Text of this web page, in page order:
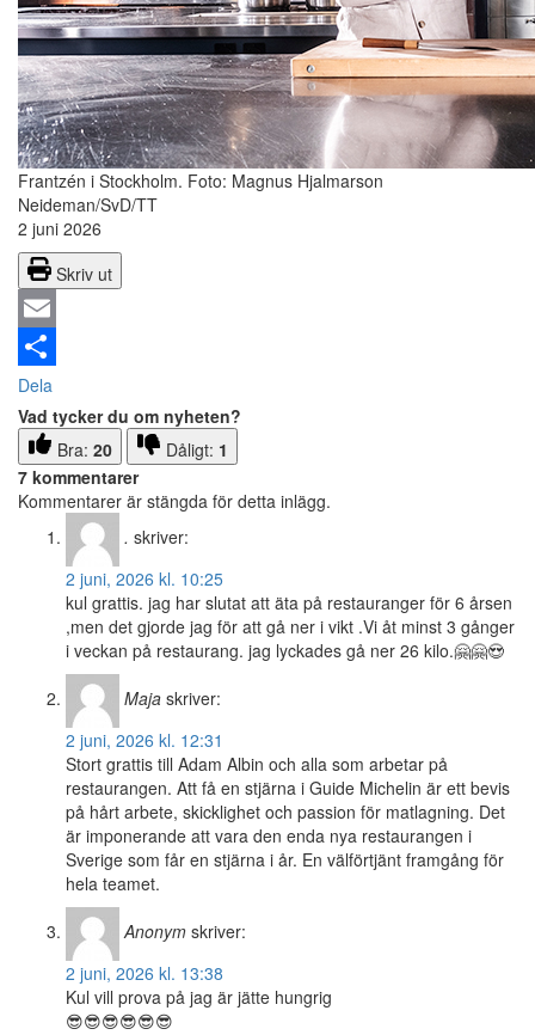
Frantzén i Stockholm. Foto: Magnus Hjalmarson
Neideman/SvD/TT
2 juni 2026
Skriv ut
Email
Dela
Vad tycker du om nyheten?
Bra: 20 Dåligt: 1
7 kommentarer
Kommentarer är stängda för detta inlägg.
. skriver:
2 juni, 2026 kl. 10:25
kul grattis. jag har slutat att äta på restauranger för 6 årsen
,men det gjorde jag för att gå ner i vikt .Vi åt minst 3 gånger
i veckan på restaurang. jag lyckades gå ner 26 kilo.🤗🤗😍
Maja skriver:
2 juni, 2026 kl. 12:31
Stort grattis till Adam Albin och alla som arbetar på
restaurangen. Att få en stjärna i Guide Michelin är ett bevis
på hårt arbete, skicklighet och passion för matlagning. Det
är imponerande att vara den enda nya restaurangen i
Sverige som får en stjärna i år. En välförtjänt framgång för
hela teamet.
Anonym skriver:
2 juni, 2026 kl. 13:38
Kul vill prova på jag är jätte hungrig
😎😎😎😎😎😎